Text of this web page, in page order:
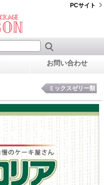
PCサイト
お問い合わせ
ミックスゼリー類